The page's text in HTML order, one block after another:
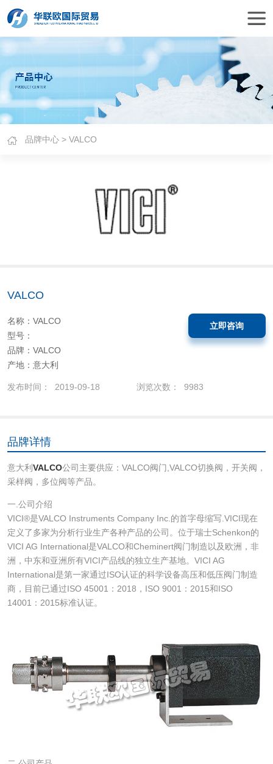
品牌中心 > VALCO
VALCO
名称：VALCO
型号：
品牌：VALCO
产地：意大利
立即咨询
发布时间： 2019-09-18 浏览次数： 9983
品牌详情
意大利 VALCO公司主要供应：VALCO阀门,VALCO切换阀，开关阀，
采样阀，多位阀等产品。
一.公司介绍
VICI®是VALCO Instruments Company Inc.的首字母缩写.VICI现在
定义了多家为分析行业生产各种产品的公司。位于瑞士Schenkon的
VICI AG International是VALCO和Cheminert阀门制造以及欧洲，非
洲，中东和亚洲所有VICI产品线的独立生产基地。VICI AG
International是第一家通过ISO认证的科学设备高压和低压阀门制造
商，目前已通过ISO 45001：2018，ISO 9001：2015和ISO
14001：2015标准认证。